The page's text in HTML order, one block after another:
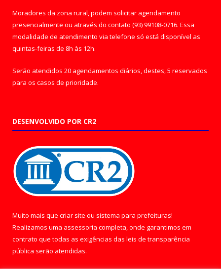
Moradores da zona rural, podem solicitar agendamento
presencialmente ou através do contato (93) 99108-0716. Essa
modalidade de atendimento via telefone só está disponível as
quintas-feiras de 8h às 12h.
Serão atendidos 20 agendamentos diários, destes, 5 reservados
para os casos de prioridade.
DESENVOLVIDO POR CR2
Muito mais que criar site ou sistema para prefeituras!
Realizamos uma assessoria completa, onde garantimos em
contrato que todas as exigências das leis de transparência
pública serão atendidas.